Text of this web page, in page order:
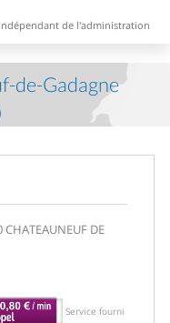
de l'administration
de-Gadagne
CHATEAUNEUF DE
Service fourni